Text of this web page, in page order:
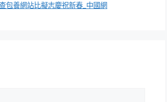
包養網站比擬志慶祝新春_中國網